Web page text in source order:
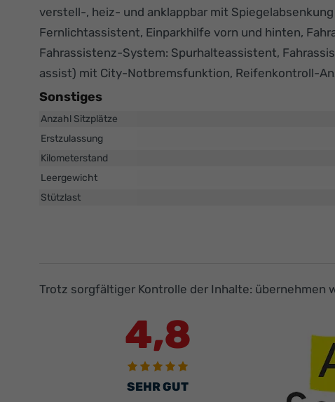
verstell-, heiz- und anklappbar mit
Fernlichtassistent, Einparkhilfe vorn und hinten,
Fahrassistenz-System: Spurhalteassistent,
assist) mit City-Notbremsfunktion, Reifenkontroll-
Sonstiges
Anzahl Sitzplätze
Erstzulassung
Kilometerstand
Leergewicht
Stützlast
Trotz sorgfältiger Kontrolle der Inhalte: übernehmen
4,8
SEHR GUT